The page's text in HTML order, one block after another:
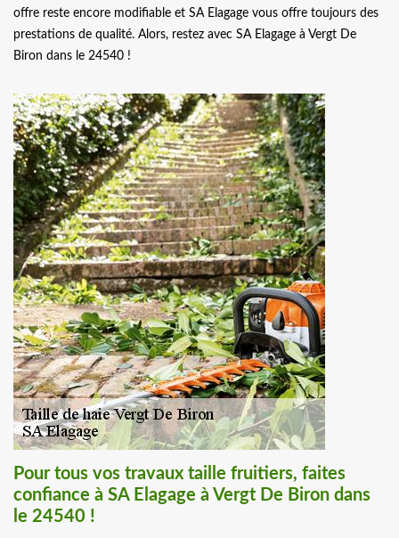
offre reste encore modifiable et SA Elagage vous offre toujours des
prestations de qualité. Alors, restez avec SA Elagage à Vergt De
Biron dans le 24540 !
Pour tous vos travaux taille fruitiers, faites
confiance à SA Elagage à Vergt De Biron dans
le 24540 !